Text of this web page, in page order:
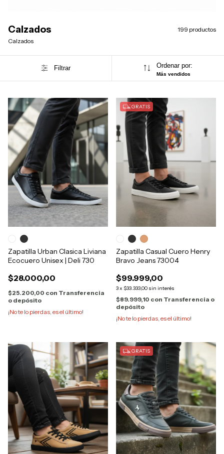
Calzados
199 productos
Calzados
Filtrar Ordenar por:
Más vendidos
Zapatilla Urban Clasica Liviana
Ecocuero Unisex | Deli 730
$28.000,00
$25.200,00 con Transferencia
o depósito
¡No te lo pierdas, es el último!
GRATIS
Zapatilla Casual Cuero Henry
Bravo Jeans 73004
$99.999,00
3x $33.333,00 sin interés
$89.999,10 con Transferencia o
depósito
¡No te lo pierdas, es el último!
GRATIS